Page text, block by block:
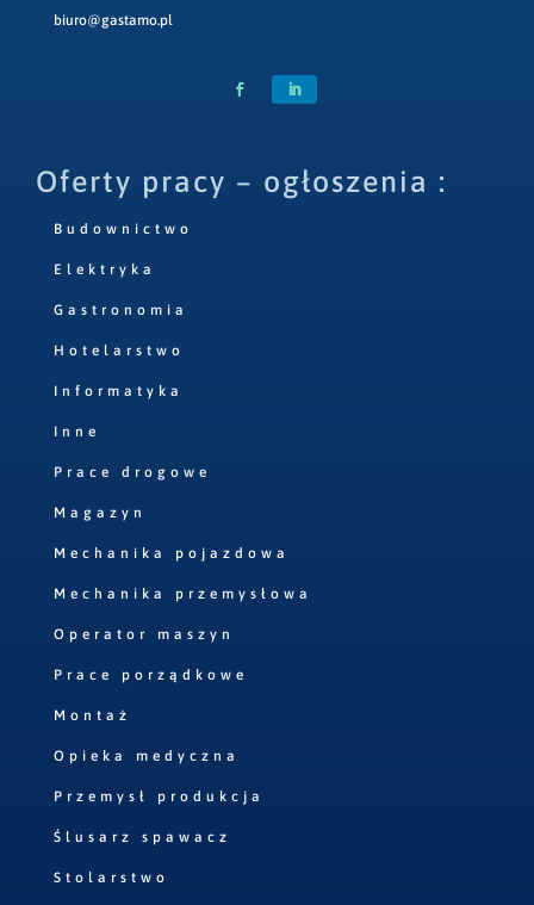
biuro@gastamo.pl
Oferty pracy – ogłoszenia :
Budownictwo
Elektryka
Gastronomia
Hotelarstwo
Informatyka
Inne
Prace drogowe
Magazyn
Mechanika pojazdowa
Mechanika przemysłowa
Operator maszyn
Prace porządkowe
Montaż
Opieka medyczna
Przemysł produkcja
Ślusarz spawacz
Stolarstwo